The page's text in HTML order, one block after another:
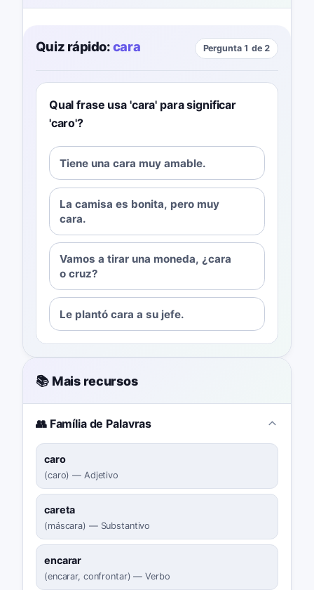
Quiz rápido:cara Pergunta 1 de 2
Qual frase usa 'cara' para significar
'caro'?
Tiene una cara muy amable.
La camisa es bonita, pero muy
cara.
Vamos a tirar una moneda, ¿cara
o cruz?
Le plantó cara a su jefe.
📚 Mais recursos
👥 Família de Palavras
caro
(caro) — Adjetivo
careta
(máscara) — Substantivo
encarar
(encarar, confrontar) —Verbo